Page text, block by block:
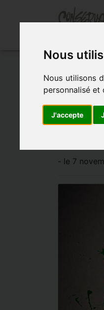
Nous
Nous utilisons
personnalisé
J'accepte
du
- le 7